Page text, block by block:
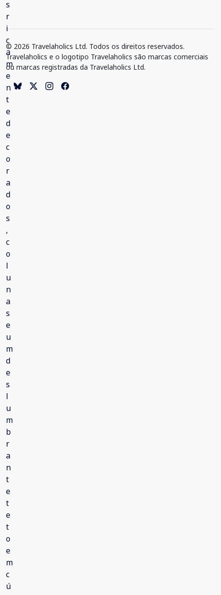
© 2026 Travelaholics Ltd. Todos os direitos reservados.
Travelaholics e o logotipo Travelaholics são marcas comerciais
ou marcas registradas da Travelaholics Ltd.